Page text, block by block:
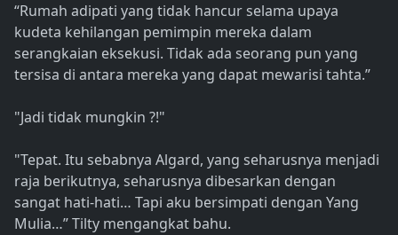
“Rumah adipati yang tidak hancur selama upaya
kudeta kehilangan pemimpin mereka dalam
serangkaian eksekusi. Tidak ada seorang pun yang
tersisa di antara mereka yang dapat mewarisi tahta.”
"Jadi tidak mungkin ?!"
"Tepat. Itu sebabnya Algard, yang seharusnya menjadi
raja berikutnya, seharusnya dibesarkan dengan
sangat hati-hati… Tapi aku bersimpati dengan Yang
Mulia…” Tilty mengangkat bahu.